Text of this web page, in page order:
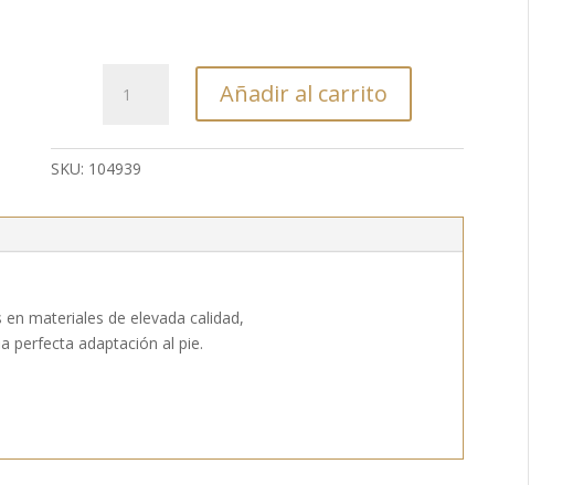
CON
TIRAS
VELCRO
Añadir al carrito
SKU: 104939
materiales de elevada calidad,
perfecta adaptación al pie.